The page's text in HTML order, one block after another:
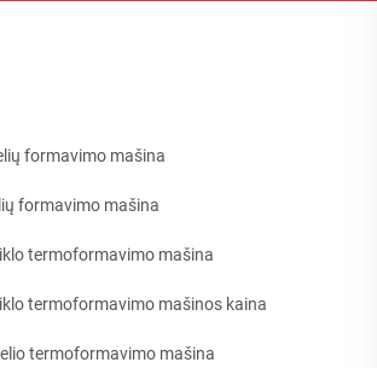
formavimo mašina
formavimo mašina
termoformavimo mašina
termoformavimo mašinos kaina
termoformavimo mašina